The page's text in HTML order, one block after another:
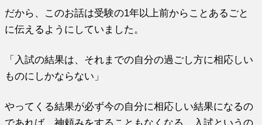
だから、このお話は受験の1年以上前からことあるごと
に伝えるようにしていました。
「入試の結果は、それまでの自分の過ごし方に相応しい
ものにしかならない」
やってくる結果が必ず今の自分に相応しい結果になるの
であれば、神頼みをすることもなくなる。入試というの